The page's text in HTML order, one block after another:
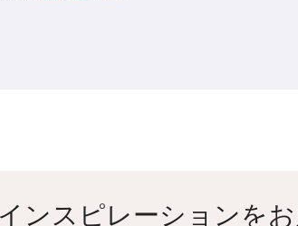
ンスピレーションを